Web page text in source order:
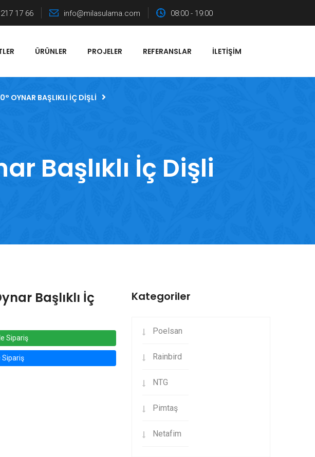
17 66 info@milasulama.com 08:00 - 19:00
ÜRÜNLER PROJELER REFERANSLAR İLETIŞIM
OYNAR BAŞLIKLI İÇ DIŞLI
Başlıklı İç Dişli
Başlıklı İç
Sipariş
Sipariş
Kategoriler
Poelsan
Rainbird
NTG
Pimtaş
Netafim